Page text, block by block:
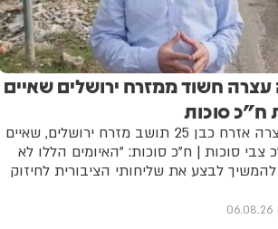
חשוד ממזרח ירושלים שאיים
ח"כ סוכות
המשטרה עצרה אזרח כבן 25 תושב מזרח ירושלים, שאיים
צבי סוכות | ח"כ סוכות: "האיומים הללו לא
להמשיך לבצע את שליחותי הציבורית לחיזוק
06.08.26